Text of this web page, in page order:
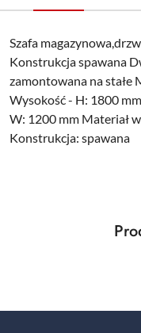
Szafa
Konstrukcja spawana
zamontowana na stałe
Wysokość - H: 1800
W: 1200 mm Materiał
Konstrukcja: spawana
Pomiń karuzelę